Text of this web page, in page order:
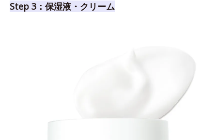
Step 3：保湿液・クリーム